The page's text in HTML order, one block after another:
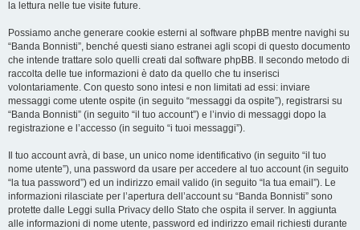
la lettura nelle tue visite future.
Possiamo anche generare cookie esterni al software phpBB mentre navighi su
“Banda Bonnisti”, benché questi siano estranei agli scopi di questo documento
che intende trattare solo quelli creati dal software phpBB. Il secondo metodo di
raccolta delle tue informazioni è dato da quello che tu inserisci
volontariamente. Con questo sono intesi e non limitati ad essi: inviare
messaggi come utente ospite (in seguito “messaggi da ospite”), registrarsi su
“Banda Bonnisti” (in seguito “il tuo account”) e l’invio di messaggi dopo la
registrazione e l’accesso (in seguito “i tuoi messaggi”).
Il tuo account avrà, di base, un unico nome identificativo (in seguito “il tuo
nome utente”), una password da usare per accedere al tuo account (in seguito
“la tua password”) ed un indirizzo email valido (in seguito “la tua email”). Le
informazioni rilasciate per l’apertura dell’account su “Banda Bonnisti” sono
protette dalle Leggi sulla Privacy dello Stato che ospita il server. In aggiunta
alle informazioni di nome utente, password ed indirizzo email richiesti durante